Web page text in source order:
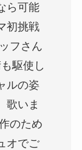
ら可能
初挑戦
フさん
駆使し
ルの姿
歌いま
のため
オでご